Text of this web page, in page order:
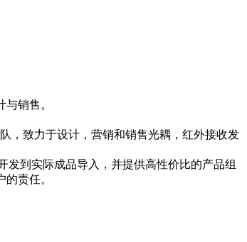
销售。
，致力于设计，营销和销售光耦，红外接收发
发到实际成品导入，并提供高性价比的产品组
责任。